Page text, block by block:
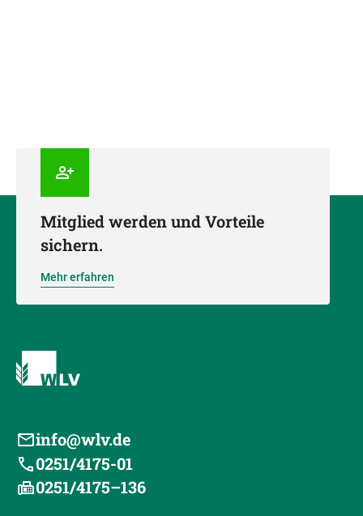
Mitglied werden und Vorteile
sichern.
Mehr erfahren
info@wlv.de
0251/4175-01
0251/4175–136